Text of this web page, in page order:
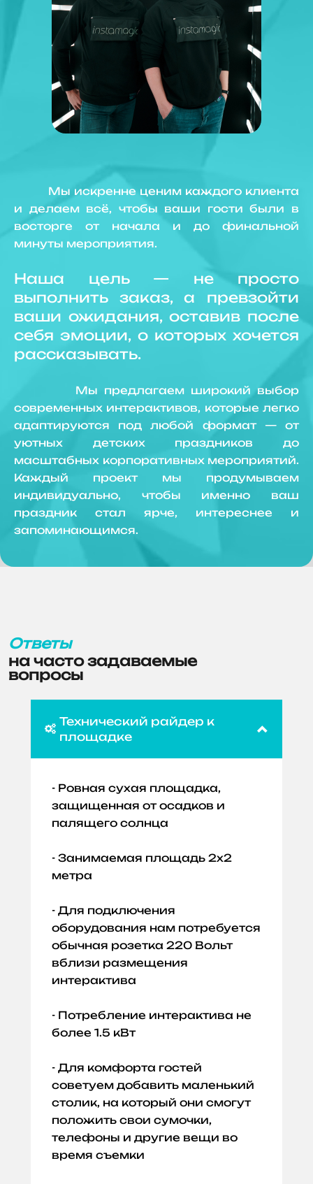
Мы искренне ценим каждого клиента
и делаем всё, чтобы ваши гости были в
восторге от начала и до финальной
минуты мероприятия.
Наша цель — не просто
выполнить заказ, а превзойти
ваши ожидания, оставив после
себя эмоции, о которых хочется
рассказывать.
Мы предлагаем широкий выбор
современных интерактивов, которые легко
адаптируются под любой формат — от
уютных детских праздников до
масштабных корпоративных мероприятий.
Каждый проект мы продумываем
индивидуально, чтобы именно ваш
праздник стал ярче, интереснее и
запоминающимся.
Ответы
на часто задаваемые
вопросы

Технический райдер к
площадке
- Ровная сухая площадка,
защищенная от осадков и
палящего солнца
- Занимаемая площадь 2х2
метра
- Для подключения
оборудования нам потребуется
обычная розетка 220 Вольт
вблизи размещения
интерактива
- Потребление интерактива не
более 1.5 кВт
- Для комфорта гостей
советуем добавить маленький
столик, на который они смогут
положить свои сумочки,
телефоны и другие вещи во
время съемки